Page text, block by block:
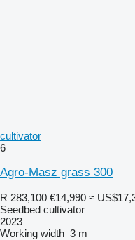
cultivator
6
Agro-Masz grass 300
R 283,100 €14,990 ≈
Seedbed cultivator
2023
Working width 3 m